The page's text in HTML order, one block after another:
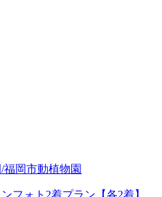
福岡市動植物園
フォト2着プラン【各2着】